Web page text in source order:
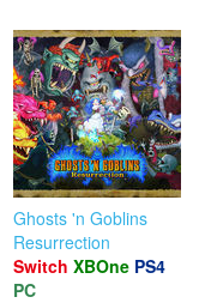
Ghosts 'n Goblins
Resurrection
Switch XBOne PS4
PC